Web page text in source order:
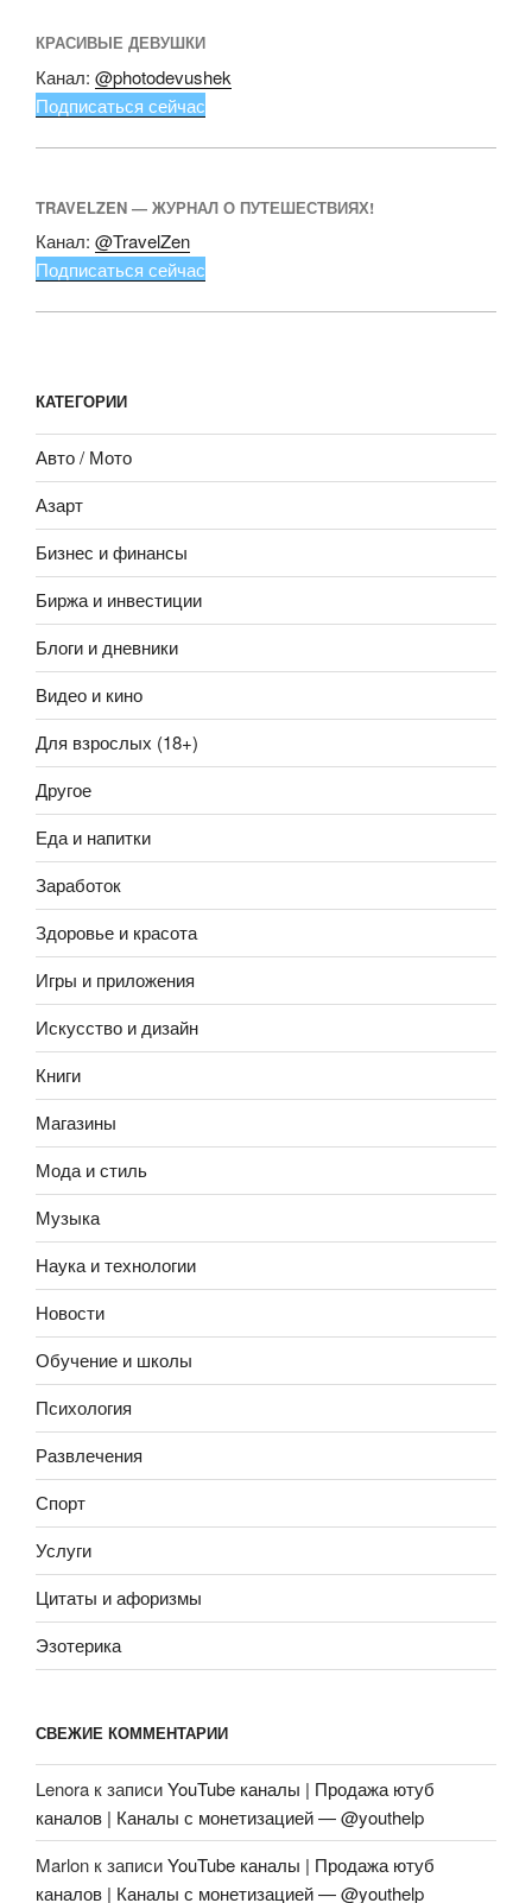
КРАСИВЫЕ ДЕВУШКИ
Канал: @photodevushek
Подписаться сейчас
TRAVELZEN — ЖУРНАЛ О ПУТЕШЕСТВИЯХ!
Канал: @TravelZen
Подписаться сейчас
КАТЕГОРИИ
Авто / Мото
Азарт
Бизнес и финансы
Биржа и инвестиции
Блоги и дневники
Видео и кино
Для взрослых (18+)
Другое
Еда и напитки
Заработок
Здоровье и красота
Игры и приложения
Искусство и дизайн
Книги
Магазины
Мода и стиль
Музыка
Наука и технологии
Новости
Обучение и школы
Психология
Развлечения
Спорт
Услуги
Цитаты и афоризмы
Эзотерика
СВЕЖИЕ КОММЕНТАРИИ
Lenora к записиYouTube каналы | Продажа ютуб
каналов | Каналы с монетизацией — @youthelp
Marlon к записиYouTube каналы | Продажа ютуб
каналов | Каналы с монетизацией — @youthelp